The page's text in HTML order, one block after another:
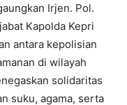
Irjen. Pol.
Kapolda Kepri
antara kepolisian
di wilayah
solidaritas
suku, agama, serta